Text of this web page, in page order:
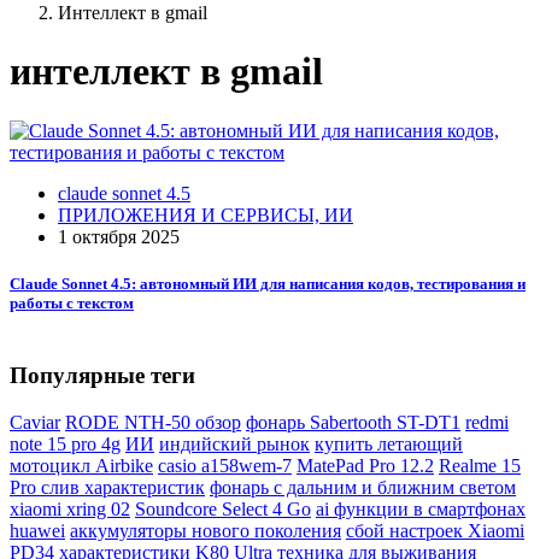
Интеллект в gmail
интеллект в gmail
claude sonnet 4.5
ПРИЛОЖЕНИЯ И СЕРВИСЫ, ИИ
1 октября 2025
Claude Sonnet 4.5: автономный ИИ для написания кодов, тестирования и
работы с текстом
Популярные теги
Caviar RODE NTH-50 обзор фонарь Sabertooth ST-DT1 redmi
note 15 pro 4g ИИ индийский рынок купить летающий
мотоцикл Airbike casio a158wem-7 MatePad Pro 12.2 Realme 15
Pro слив характеристик фонарь с дальним и ближним светом
xiaomi xring 02 Soundcore Select 4 Go ai функции в смартфонах
huawei аккумуляторы нового поколения сбой настроек Xiaomi
PD34 характеристики K80 Ultra техника для выживания